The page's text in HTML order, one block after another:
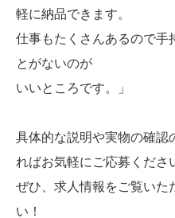
軽に納品できます。
仕事もたくさんあるので手
とがないのが
いいところです。」
具体的な説明や実物の確認
ればお気軽にご応募くださ
ぜひ、求人情報をご覧いた
い！